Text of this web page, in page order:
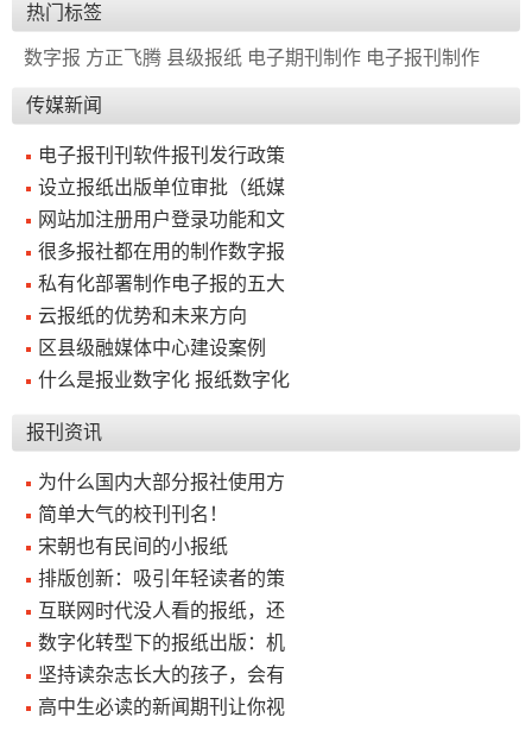
系
款
务
发
CMS
热门标签
数字报 方正飞腾 县级报纸 电子期刊制作 电子报刊制作
传媒新闻
电子报刊刊软件报刊发行政策
设立报纸出版单位审批（纸媒
网站加注册用户登录功能和文
很多报社都在用的制作数字报
私有化部署制作电子报的五大
云报纸的优势和未来方向
区县级融媒体中心建设案例
什么是报业数字化 报纸数字化
报刊资讯
为什么国内大部分报社使用方
简单大气的校刊刊名！
宋朝也有民间的小报纸
排版创新：吸引年轻读者的策
互联网时代没人看的报纸，还
数字化转型下的报纸出版：机
坚持读杂志长大的孩子，会有
高中生必读的新闻期刊让你视